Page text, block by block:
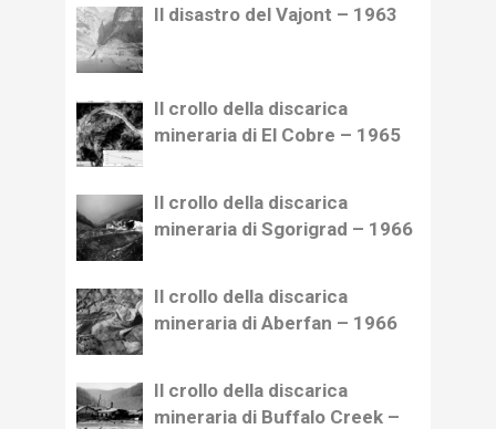
Il disastro del Vajont – 1963
Il crollo della discarica
mineraria di El Cobre – 1965
Il crollo della discarica
mineraria di Sgorigrad – 1966
Il crollo della discarica
mineraria di Aberfan – 1966
Il crollo della discarica
mineraria di Buffalo Creek –